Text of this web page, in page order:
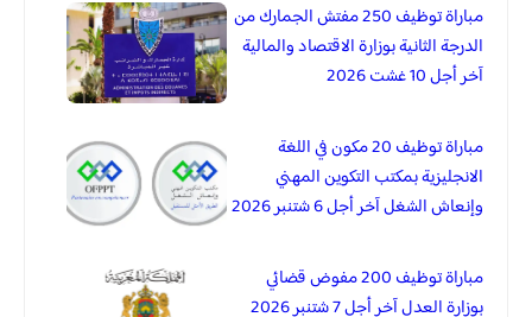
مباراة توظيف 250 مفتش الجمارك من
الدرجة الثانية بوزارة الاقتصاد والمالية
آخر أجل 10 غشت 2026
مباراة توظيف 20 مكون في اللغة
الانجليزية بمكتب التكوين المهني
وإنعاش الشغل آخر أجل 6 شتنبر 2026
مباراة توظيف 200 مفوض قضائي
بوزارة العدل آخر أجل 7 شتنبر 2026